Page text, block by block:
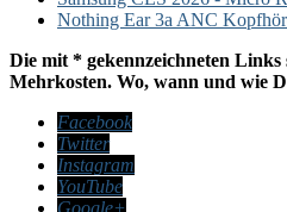
Nothing Ear 3a ANC
Die mit * gekennzeichneten
Mehrkosten. Wo, wann und wie
Facebook
Twitter
Instagram
YouTube
Google+